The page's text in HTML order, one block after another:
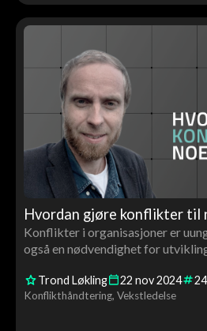
Hvordan gjøre konflikter til
Konflikter i organisasjoner er
også en nødvendighet for
Trond Løkling 22 nov2024
Konflikthåndtering Vekstledelse